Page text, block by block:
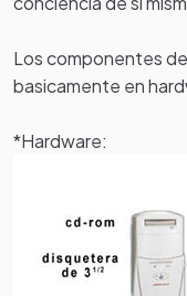
Los componentes
basicamente en
*Hardware: